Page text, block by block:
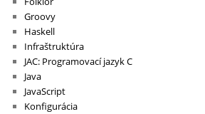
Groovy
Haskell
Infraštruktúra
JAC: Programovací jazyk C
Java
JavaScript
Konfigurácia